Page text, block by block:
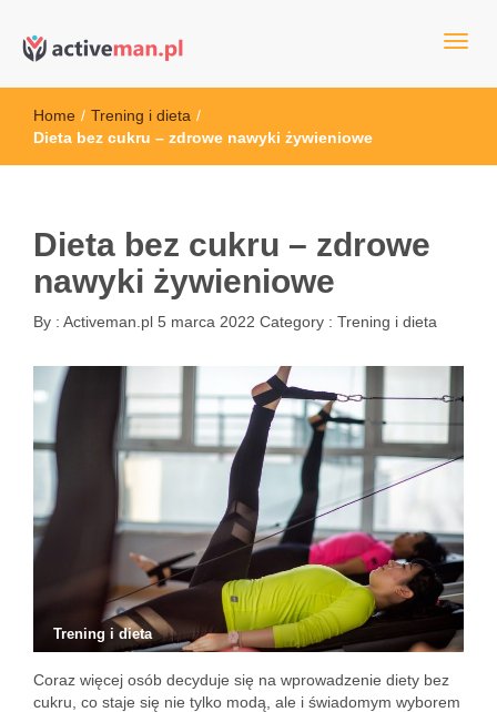
active man – sprzęt sportowy
sportowym
Home / Trening i dieta /
Dieta bez cukru – zdrowe nawyki żywieniowe
Dieta bez cukru – zdrowe
nawyki żywieniowe
By : Activeman.pl 5 marca 2022 Category : Trening i dieta
Trening i dieta
Coraz więcej osób decyduje się na wprowadzenie diety bez
cukru, co staje się nie tylko modą, ale i świadomym wyborem